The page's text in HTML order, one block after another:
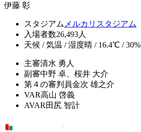
伊藤 彰
スタジアム メルカリスタジアム
入場者数26,493人
天候 / 気温 / 湿度晴 / 16.4℃ / 30%
主審清水 勇人
副審中野 卓、桜井 大介
第４の審判員金次 雄之介
VAR高山 啓義
AVAR 田尻 智計